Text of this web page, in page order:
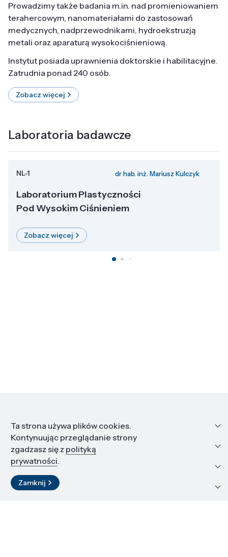
Prowadzimy także badania m.in. nad promieniowaniem
terahercowym, nanomateriałami do zastosowań
medycznych, nadprzewodnikami, hydroekstruzją
metali oraz aparaturą wysokociśnieniową.
Instytut posiada uprawnienia doktorskie i habilitacyjne.
Zatrudnia ponad 240 osób.
Zobacz więcej
Laboratoria badawcze
NL-1 dr hab. inż. Mariusz Kulczyk
Laboratorium Plastyczności
Pod Wysokim Ciśnieniem
Zobacz więcej
Informacje
Edukacja i kariera
Zasoby i materiały
Kontakt
Ta strona używa plików cookies.
Kontynuując przeglądanie strony
zgadzasz się z polityką
prywatności.
Zamknij